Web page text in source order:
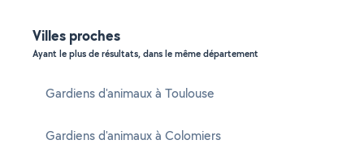
Villes proches
Ayant le plus de résultats, dans le même département
Gardiens d'animaux à Toulouse
Gardiens d'animaux à Colomiers